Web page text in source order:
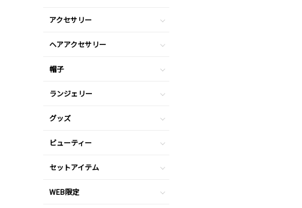
アクセサリー
ヘアアクセサリー
帽子
ランジェリー
グッズ
ビューティー
セットアイテム
WEB限定